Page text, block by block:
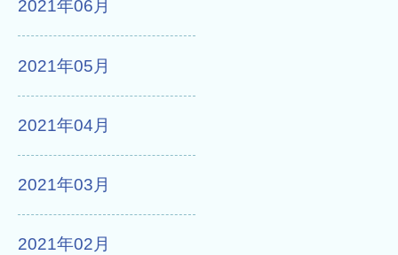
2021年06月
2021年05月
2021年04月
2021年03月
2021年02月